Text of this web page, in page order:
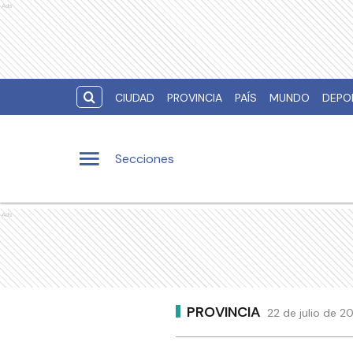
Ads
CIUDAD PROVINCIA PAÍS MUNDO
Secciones
Ads
PROVINCIA 22 de julio de